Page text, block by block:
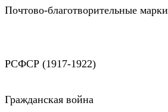
Почтово-благотворительные марки
РСФСР (1917-1922)
Гражданская война